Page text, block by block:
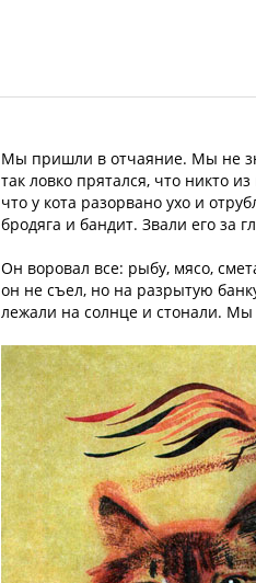
Мы пришли в отчаяние. Мы не
так ловко прятался, что никто
что у кота разорвано ухо и
бродяга и бандит. Звали его за
Он воровал все: рыбу, мясо,
он не съел, но на разрытую
лежали на солнце и стонали. Мы